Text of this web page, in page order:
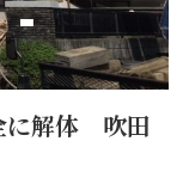
に解体 吹田